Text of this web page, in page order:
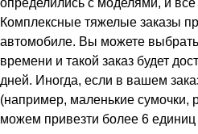
определились с моделями, и
Комплексные тяжелые заказы
автомобиле. Вы можете
времени и такой заказ будет
дней. Иногда, если в вашем
(например, маленькие сумочки,
можем привезти более 6 единиц